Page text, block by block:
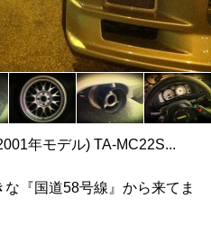
年モデル) TA-MC22S...
『国道58号線』から来てま